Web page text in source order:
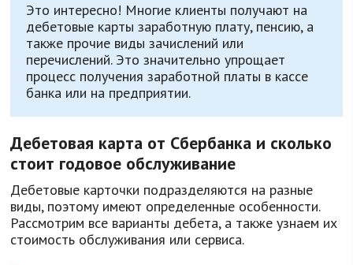
Это интересно! Многие клиенты получают на
дебетовые карты заработную плату, пенсию, а
также прочие виды зачислений или
перечислений. Это значительно упрощает
процесс получения заработной платы в кассе
банка или на предприятии.
Дебетовая карта от Сбербанка и сколько
стоит годовое обслуживание
Дебетовые карточки подразделяются на разные
виды, поэтому имеют определенные особенности.
Рассмотрим все варианты дебета, а также узнаем их
стоимость обслуживания или сервиса.